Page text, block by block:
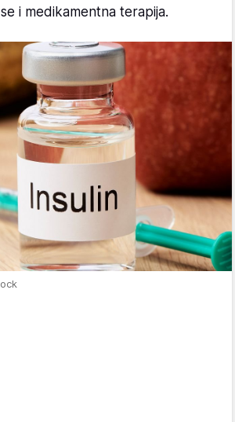
i medikamentna terapija.